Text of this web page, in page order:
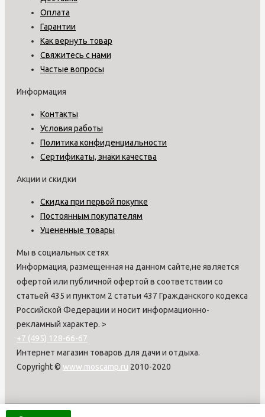
Оплата
Гарантии
Как вернуть товар
Свяжитесь с нами
Частые вопросы
Информация
Контакты
Условия работы
Политика конфиденциальности
Сертификаты, знаки качества
Акции и скидки
Скидка при первой покупке
Постоянным покупателям
Уцененные товары
Мы в социальных сетях
Информация, размещенная на данном сайте,не является
офертой или публичной офертой в соответствии со
статьей 435 и пунктом 2 статьи 437 Гражданского кодекса
Российской Федерации и носит информационно-
рекламный характер. >
+7 (495) 128-66-67
Интернет магазин товаров для дачи и отдыха.
Copyright © www.moscamp.ru 2010-2020